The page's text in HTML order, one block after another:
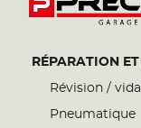
RÉPARATION
Révision /
Pneumatique